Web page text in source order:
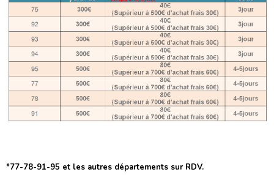
*77-78-91-95 et les autres départements sur RDV.